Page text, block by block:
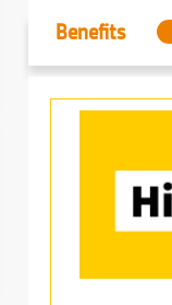
Benefits